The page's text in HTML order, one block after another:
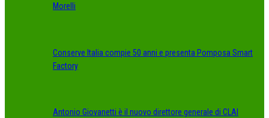
Morelli
Conserve Italia compie 50 anni e presenta Pomposa Smart
Factory
Antonio Giovanetti è il nuovo direttore generale di CLAI